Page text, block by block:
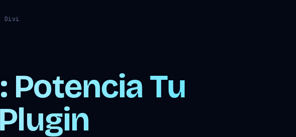
Divi
Potencia Tu